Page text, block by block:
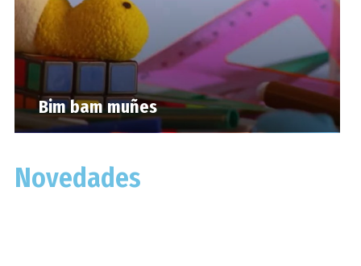
Bim bam muñes
Novedades